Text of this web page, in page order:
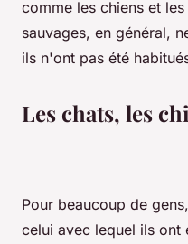
comme les chiens et
sauvages, en général,
ils n'ont pas été
Les chats, les
Pour beaucoup de
celui avec lequel ils ont